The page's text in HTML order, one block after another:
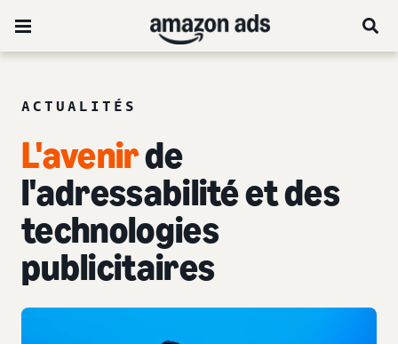
ACTUALITÉS
L'avenirde
l'adressabilité et des
technologies
publicitaires